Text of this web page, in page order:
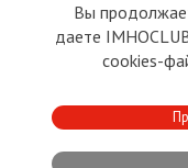
Условия пользования
Политика
Вы
даете
cookies-